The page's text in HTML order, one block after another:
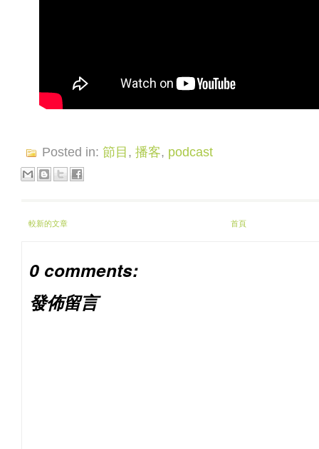
Posted in: 節目, 播客, podcast
較新的文章 首頁
0 comments:
發佈留言